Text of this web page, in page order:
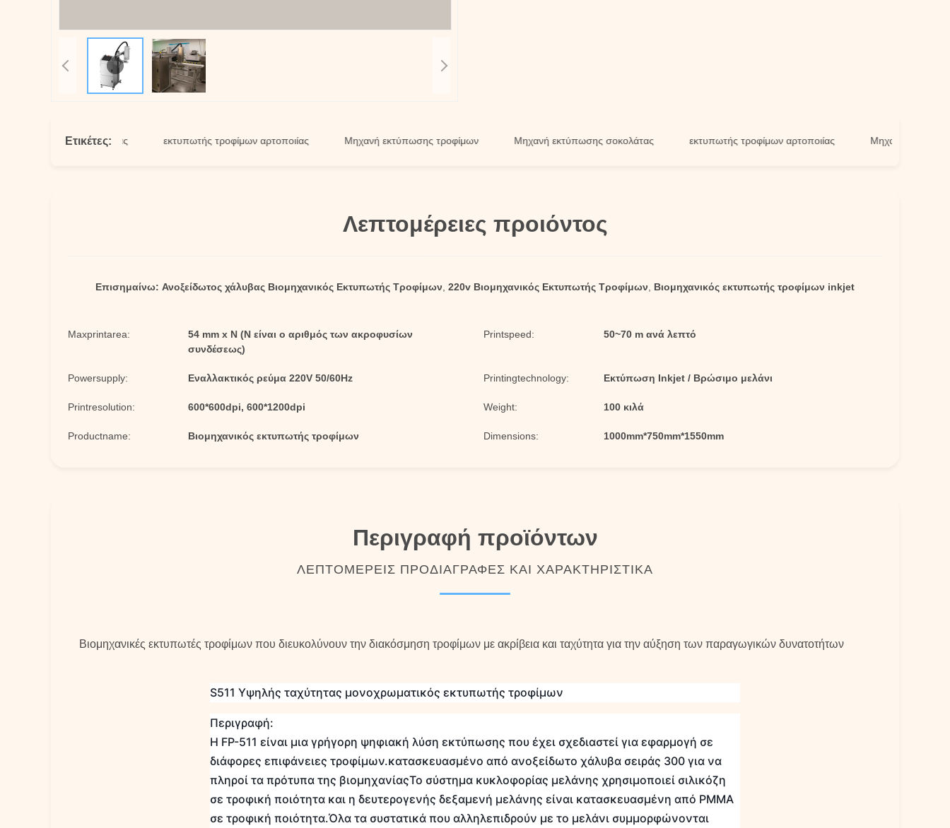
Ετικέτες:
σοκολάτας εκτυπωτής τροφίμων αρτοποιίας Μηχανή εκτύπωσης τροφίμων Μηχανή εκτύπωσης σοκολάτας εκτυπωτής τροφίμων αρτοποιίας Μηχανή εκτύπωσης
Λεπτομέρειες προιόντος
Επισημαίνω: Ανοξείδωτος χάλυβας Βιομηχανικός Εκτυπωτής Τροφίμων 220v Βιομηχανικός Εκτυπωτής Τροφίμων Βιομηχανικός εκτυπωτής τροφίμων inkjet
Maxprintarea:
54 mm x N (N είναι ο αριθμός των ακροφυσίων
συνδέσεως)
Printspeed: 50~70 m ανά λεπτό
Powersupply: Εναλλακτικός ρεύμα 220V 50/60Hz Printingtechnology: Εκτύπωση Inkjet / Βρώσιμο μελάνι
Printresolution: 600*600dpi, 600*1200dpi Weight: 100 κιλά
Productname: Βιομηχανικός εκτυπωτής τροφίμων Dimensions: 1000mm*750mm*1550mm
Περιγραφή προϊόντων
ΛΕΠΤΟΜΕΡΕΊΣ ΠΡΟΔΙΑΓΡΑΦΈΣ ΚΑΙ ΧΑΡΑΚΤΗΡΙΣΤΙΚΆ
Βιομηχανικές εκτυπωτές τροφίμων που διευκολύνουν την διακόσμηση τροφίμων με ακρίβεια και ταχύτητα για την αύξηση των παραγωγικών δυνατοτήτων
S511 Υψηλής ταχύτητας μονοχρωματικός εκτυπωτής τροφίμων
Περιγραφή:
Η FP-511 είναι μια γρήγορη ψηφιακή λύση εκτύπωσης που έχει σχεδιαστεί για εφαρμογή σε
διάφορες επιφάνειες τροφίμων.κατασκευασμένο από ανοξείδωτο χάλυβα σειράς 300 για να
πληροί τα πρότυπα της βιομηχανίαςΤο σύστημα κυκλοφορίας μελάνης χρησιμοποιεί σιλικόζη
σε τροφική ποιότητα και η δευτερογενής δεξαμενή μελάνης είναι κατασκευασμένη από PMMA
σε τροφική ποιότητα.Όλα τα συστατικά που αλληλεπιδρούν με το μελάνι συμμορφώνονται